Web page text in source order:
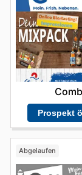
Prospekt
Abgelaufen